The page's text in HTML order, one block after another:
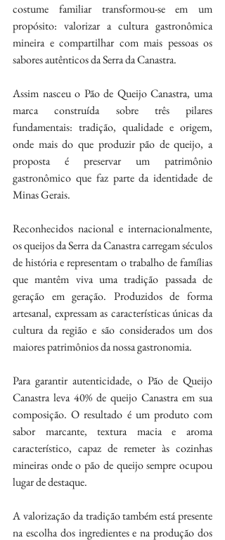
costume familiar transformou-se em um
propósito: valorizar a cultura gastronômica
mineira e compartilhar com mais pessoas os
sabores autênticos da Serra da Canastra.
Assim nasceu o Pão de Queijo Canastra, uma
marca construída sobre três pilares
fundamentais: tradição, qualidade e origem,
onde mais do que produzir pão de queijo, a
proposta é preservar um patrimônio
gastronômico que faz parte da identidade de
Minas Gerais.
Reconhecidos nacional e internacionalmente,
os queijos da Serra da Canastra carregam séculos
de história e representam o trabalho de famílias
que mantêm viva uma tradição passada de
geração em geração. Produzidos de forma
artesanal, expressam as características únicas da
cultura da região e são considerados um dos
maiores patrimônios da nossa gastronomia.
Para garantir autenticidade, o Pão de Queijo
Canastra leva 40% de queijo Canastra em sua
composição. O resultado é um produto com
sabor marcante, textura macia e aroma
característico, capaz de remeter às cozinhas
mineiras onde o pão de queijo sempre ocupou
lugar de destaque.
A valorização da tradição também está presente
na escolha dos ingredientes e na produção dos